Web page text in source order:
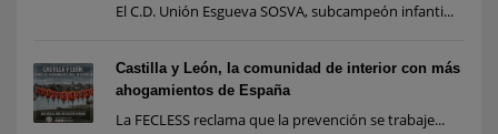
El C.D. Unión Esgueva SOSVA, subcampeón infanti...
Castilla y León, la comunidad de interior con más
ahogamientos de España
La FECLESS reclama que la prevención se trabaje...